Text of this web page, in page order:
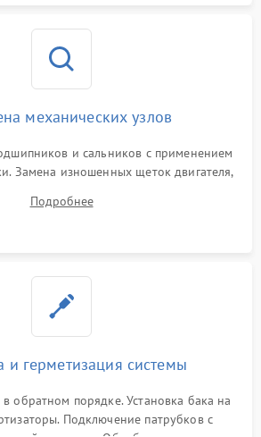
механических узлов
и сальников с применением
Замена изношенных щеток двигателя,
резиновой манжеты.
Подробнее
и герметизация системы
обратном порядке. Установка бака на
Подключение патрубков с